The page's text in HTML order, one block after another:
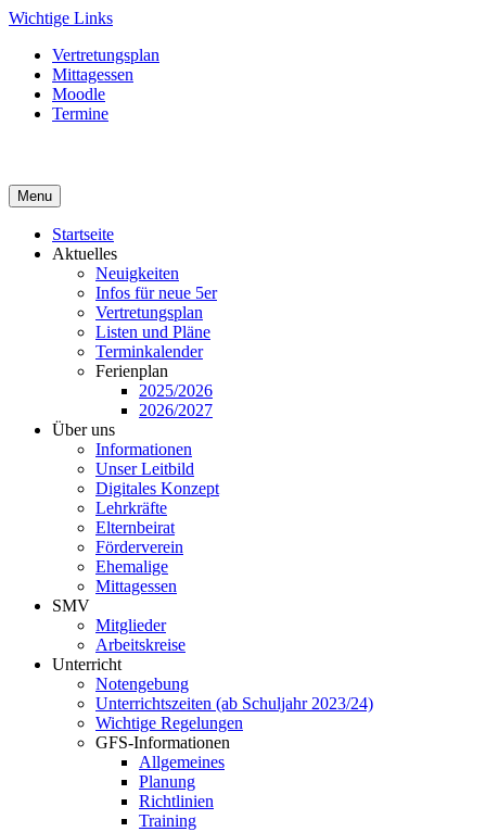
Skip
content
Wichtige Links
Vertretungsplan
Mittagessen
Moodle
Termine
Menu
Startseite
Aktuelles
Neuigkeiten
Infos für neue 5er
Vertretungsplan
Listen und Pläne
Terminkalender
Ferienplan
2025/2026
2026/2027
Über uns
Informationen
Unser Leitbild
Digitales Konzept
Lehrkräfte
Elternbeirat
Förderverein
Ehemalige
Mittagessen
SMV
Mitglieder
Arbeitskreise
Unterricht
Notengebung
Unterrichtszeiten (ab Schuljahr 2023/24)
Wichtige Regelungen
GFS-Informationen
Allgemeines
Planung
Richtlinien
Training